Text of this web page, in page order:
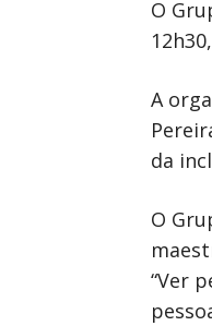
O
A
da
O
“Ver